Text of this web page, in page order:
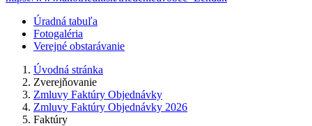
Úradná tabuľa
Fotogaléria
Verejné obstarávanie
Úvodná stránka
Zverejňovanie
Zmluvy Faktúry Objednávky
Zmluvy Faktúry Objednávky 2026
Faktúry